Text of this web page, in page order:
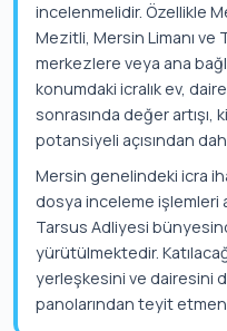
incelenmelidir. Özellikle
Mezitli, Mersin Limanı ve
merkezlere veya ana
konumdaki icralık ev,
sonrasında değer artışı,
potansiyeli açısından
Mersin genelindeki icra
dosya inceleme işlemleri
Tarsus Adliyesi
yürütülmektedir.
yerleşkesini ve dairesini
panolarından teyit